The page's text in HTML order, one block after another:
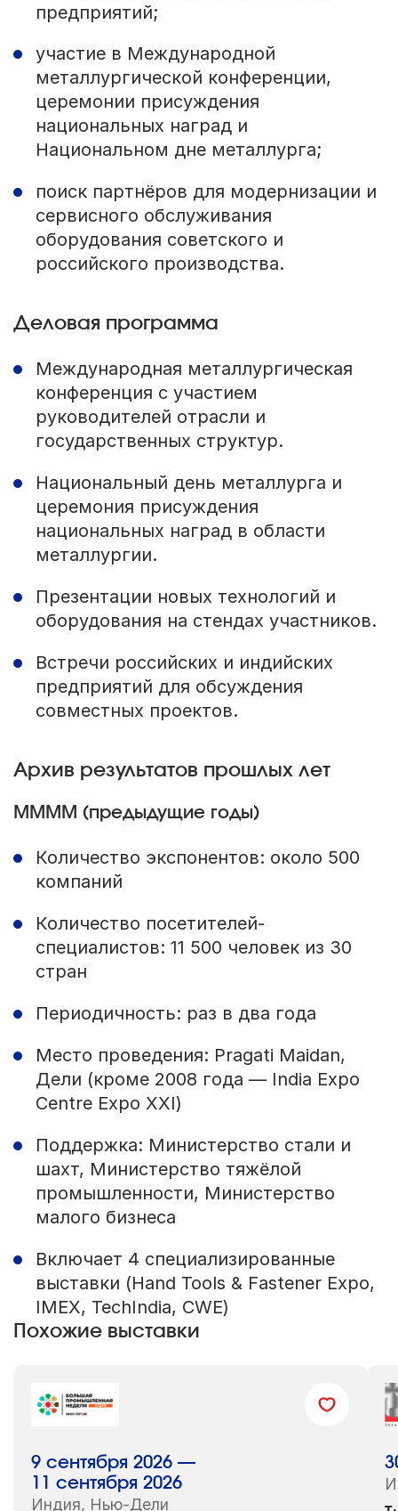
предприятий;
участие в Международной
металлургической конференции,
церемонии присуждения
национальных наград и
Национальном дне металлурга;
поиск партнёров для модернизации и
сервисного обслуживания
оборудования советского и
российского производства.
Деловая программа
Международная металлургическая
конференция с участием
руководителей отрасли и
государственных структур.
Национальный день металлурга и
церемония присуждения
национальных наград в области
металлургии.
Презентации новых технологий и
оборудования на стендах участников.
Встречи российских и индийских
предприятий для обсуждения
совместных проектов.
Архив результатов прошлых лет
MMMM (предыдущие годы)
Количество экспонентов: около 500
компаний
Количество посетителей-
специалистов: 11 500 человек из 30
стран
Периодичность: раз в два года
Место проведения: Pragati Maidan,
Дели (кроме 2008 года — India Expo
Centre Expo XXI)
Поддержка: Министерство стали и
шахт, Министерство тяжёлой
промышленности, Министерство
малого бизнеса
Включает 4 специализированные
выставки (Hand Tools & Fastener Expo,
IMEX, TechIndia, CWE)
Похожие выставки
9 сентября 2026 —
11 сентября 2026
Индия, Нью-Дели